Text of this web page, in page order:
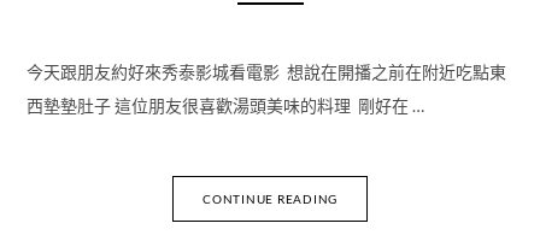
今天跟朋友約好來秀泰影城看電影 想說在開播之前在附近吃點東
西墊墊肚子 這位朋友很喜歡湯頭美味的料理 剛好在 …
CONTINUE READING